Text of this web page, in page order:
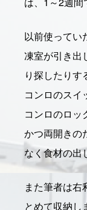
以前使ってい
凍室が引き出
り探したりす
コンロのスイ
コンロのロッ
かつ両開きの
なく食材の出
また筆者は右
とめて収納し